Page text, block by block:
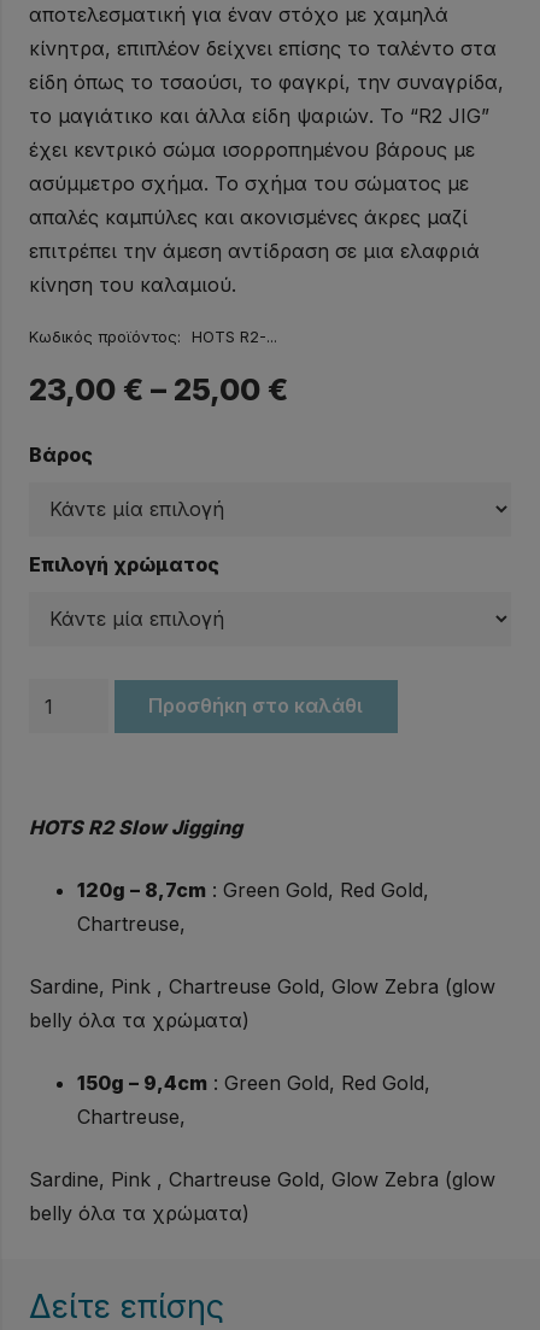
αποτελεσματική για έναν στόχο με χαμηλά
κίνητρα, επιπλέον δείχνει επίσης το ταλέντο στα
είδη όπως το τσαούσι, το φαγκρί, την συναγρίδα,
το μαγιάτικο και άλλα είδη ψαριών. Το “R2 JIG”
έχει κεντρικό σώμα ισορροπημένου βάρους με
ασύμμετρο σχήμα. Το σχήμα του σώματος με
απαλές καμπύλες και ακονισμένες άκρες μαζί
επιτρέπει την άμεση αντίδραση σε μια ελαφριά
κίνηση του καλαμιού.
Κωδικός προϊόντος: HOTS R2-...
23,00 € – 25,00 €
Βάρος
Επιλογή χρώματος
Πλάνος
Jigging
Προσθήκη στο καλάθι
HOTS R2 Slow Jigging
120g – 8,7cm : Green Gold, Red Gold,
Chartreuse,
Sardine, Pink , Chartreuse Gold, Glow Zebra (glow
belly όλα τα χρώματα)
150g – 9,4cm : Green Gold, Red Gold,
Chartreuse,
Sardine, Pink , Chartreuse Gold, Glow Zebra (glow
belly όλα τα χρώματα)
Δείτε επίσης